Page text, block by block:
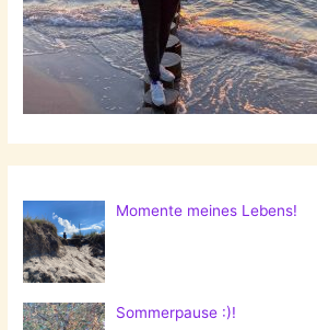
Momente meines Lebens!
Sommerpause :)!